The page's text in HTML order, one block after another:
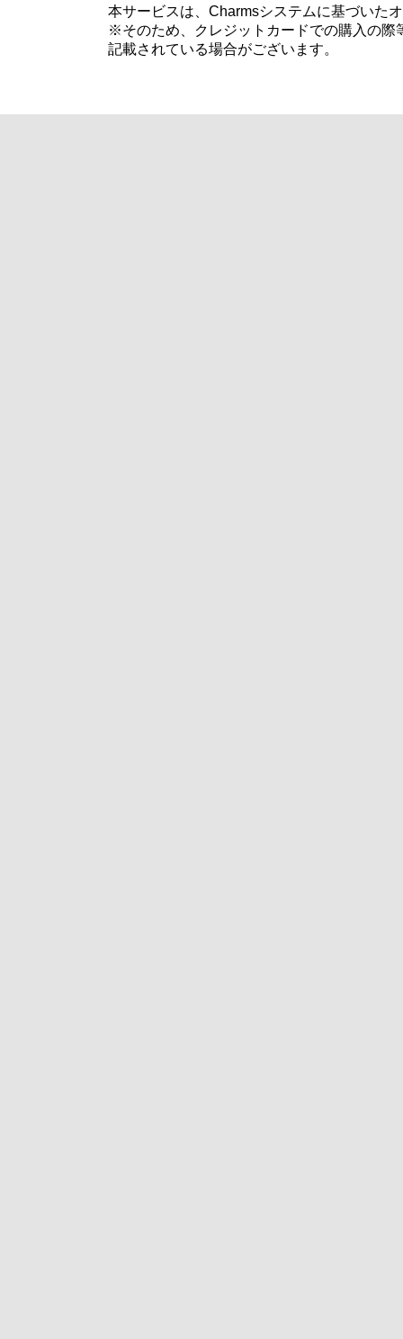
本サービスは、Charmsシステムに基づいた
※そのため、クレジットカードでの購入の際
記載されている場合がございます。